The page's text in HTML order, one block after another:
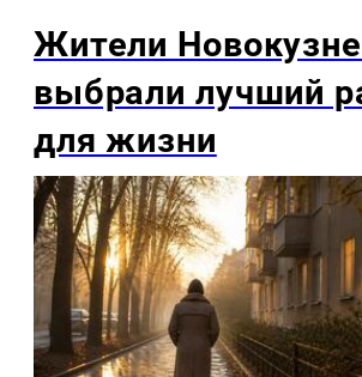
Жители
выбрали лучший
для жизни